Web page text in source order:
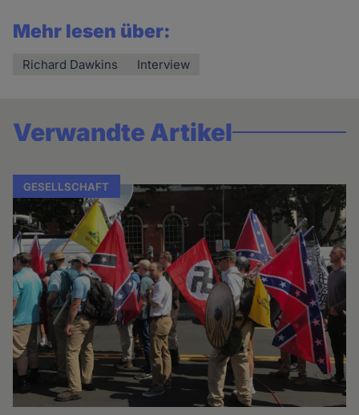
Mehr lesen über:
Richard Dawkins Interview
Verwandte Artikel
GESELLSCHAFT